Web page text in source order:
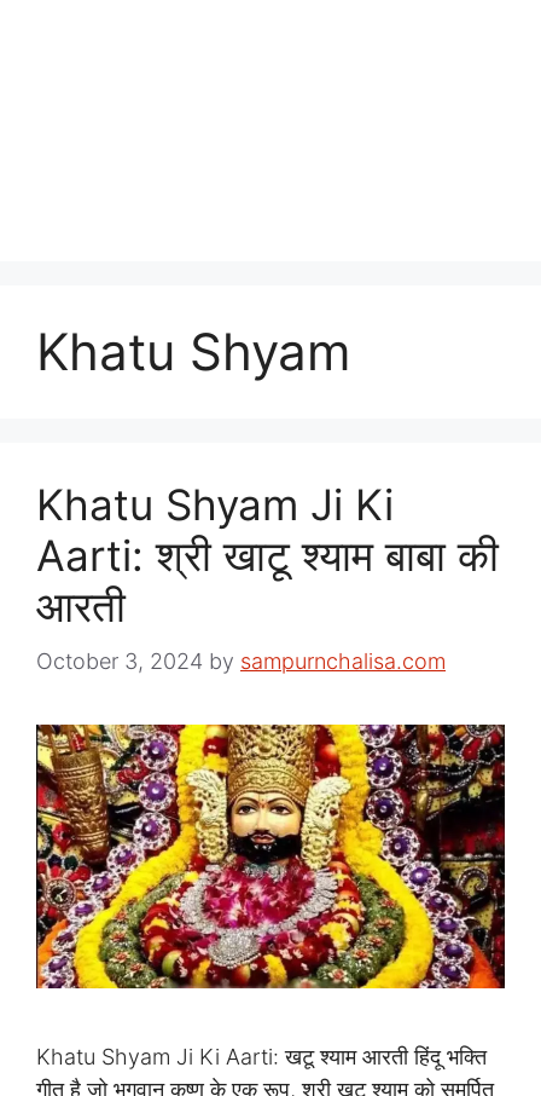
Khatu Shyam
Khatu Shyam Ji Ki
Aarti: श्री खाटू श्याम बाबा की
आरती
October 3, 2024 by sampurnchalisa.com
Khatu Shyam Ji Ki Aarti: खटू श्याम आरती हिंदू भक्ति
गीत है जो भगवान कृष्ण के एक रूप, श्री खटू श्याम को समर्पित